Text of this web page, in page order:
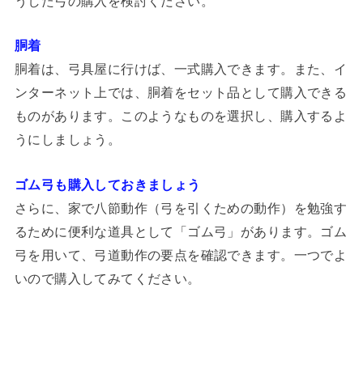
胴着
胴着は、弓具屋に行けば、一式購入できます。また、イ
ンターネット上では、胴着をセット品として購入できる
ものがあります。このようなものを選択し、購入するよ
うにしましょう。
ゴム弓も購入しておきましょう
さらに、家で八節動作（弓を引くための動作）を勉強す
るために便利な道具として「ゴム弓」があります。ゴム
弓を用いて、弓道動作の要点を確認できます。一つでよ
いので購入してみてください。